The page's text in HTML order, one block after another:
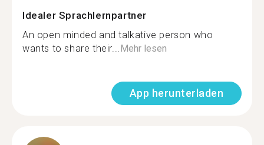
Idealer Sprachlernpartner
An open minded and talkative person who
wants to share their...Mehr lesen
App herunterladen